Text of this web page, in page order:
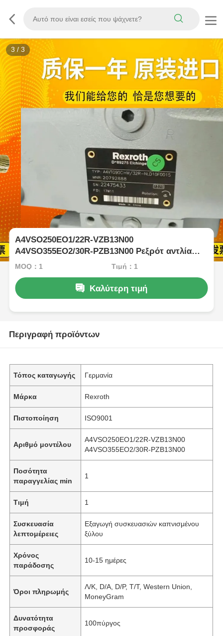
3 / 3
Α4VSO250EO1/22R-VZB13N00
A4VSO355EO2/30R-PZB13N00 Ρεξρότ αντλία
έμβολο μεταβλητού εκτοπισμού
MOQ：1 Τιμή：1
Καλύτερη τιμή
Περιγραφή προϊόντων
Τόπος καταγωγής Γερμανία
Μάρκα Rexroth
Πιστοποίηση ISO9001
Αριθμό μοντέλου
Α4VSO250EO1/22R-VZB13N00
Α4VSO355EO2/30R-PZB13N00
Ποσότητα
παραγγελίας min
1
Τιμή 1
Συσκευασία
λεπτομέρειες
Εξαγωγή συσκευασιών καπνισμένου
ξύλου
Χρόνος
παράδοσης
10-15 ημέρες
Όροι πληρωμής
Λ/Κ, D/A, D/P, T/T, Western Union,
MoneyGram
Δυνατότητα
προσφοράς
100πύργος